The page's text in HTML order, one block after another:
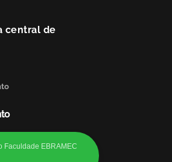
central de
Faculdade EBRAMEC